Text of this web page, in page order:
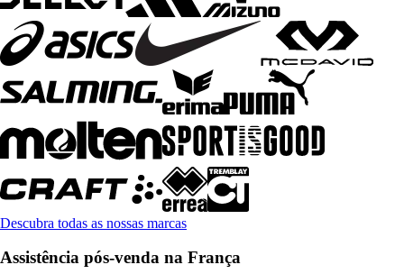
Descubra todas as nossas marcas
Assistência pós-venda na França